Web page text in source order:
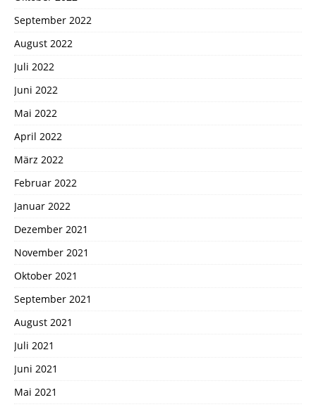
September 2022
August 2022
Juli 2022
Juni 2022
Mai 2022
April 2022
März 2022
Februar 2022
Januar 2022
Dezember 2021
November 2021
Oktober 2021
September 2021
August 2021
Juli 2021
Juni 2021
Mai 2021